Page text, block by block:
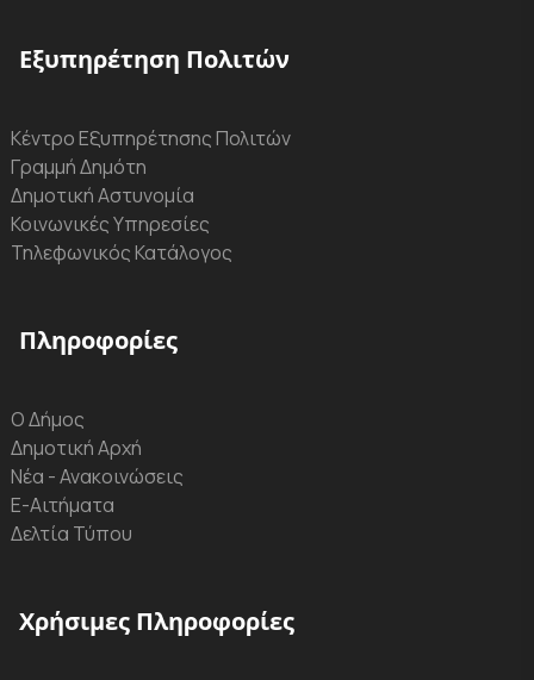
Εξυπηρέτηση Πολιτών
Κέντρο Εξυπηρέτησης Πολιτών
Γραμμή Δημότη
Δημοτική Αστυνομία
Κοινωνικές Υπηρεσίες
Τηλεφωνικός Κατάλογος
Πληροφορίες
Ο Δήμος
Δημοτική Αρχή
Νέα - Ανακοινώσεις
Ε-Αιτήματα
Δελτία Τύπου
Χρήσιμες Πληροφορίες